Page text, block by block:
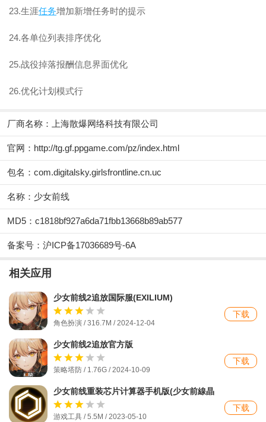
23.生涯任务增加新增任务时的提示
24.各单位列表排序优化
25.战役掉落报酬信息界面优化
26.优化计划模式行
厂商名称： 上海散爆网络科技有限公司
官网： http://tg.gf.ppgame.com/pz/index.html
包名：com.digitalsky.girlsfrontline.cn.uc
名称：少女前线
MD5：c1818bf927a6da71fbb13668b89ab577
备案号：沪ICP备17036689号-6A
相关应用
少女前线2追放国际服(EXILIUM)
角色扮演 / 316.7M / 2024-12-04
下载
少女前线2追放官方版
策略塔防 / 1.76G / 2024-10-09
下载
少女前线重装芯片计算器手机版(少女前線晶
片計算器)
游戏工具 / 5.5M / 2023-05-10
下载